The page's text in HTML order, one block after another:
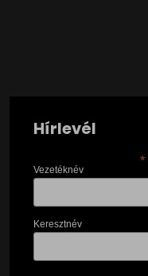
Hírlevél
*
Vezetéknév
Keresztnév